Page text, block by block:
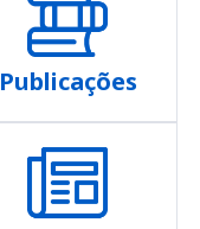
Publicações